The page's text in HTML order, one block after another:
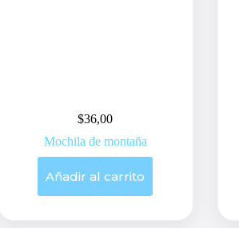
$36,00
Mochila de montaña
Añadir al carrito